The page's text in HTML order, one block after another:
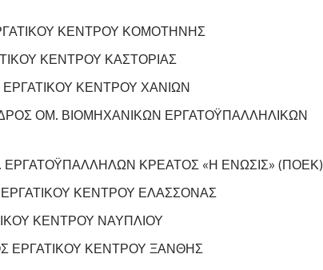
ΚΕΝΤΡΟΥ ΚΟΜΟΤΗΝΗΣ
ΚΕΝΤΡΟΥ ΚΑΣΤΟΡΙΑΣ
ΚΕΝΤΡΟΥ ΧΑΝΙΩΝ
ΟΜ. ΒΙΟΜΗΧΑΝΙΚΩΝ ΕΡΓΑΤΟΫΠΑΛΛΗΛΙΚΩΝ
ΚΡΕΑΤΟΣ «Η ΕΝΩΣΙΣ» (ΠΟΕΚ)
ΚΕΝΤΡΟΥ ΕΛΑΣΣΟΝΑΣ
ΚΕΝΤΡΟΥ ΝΑΥΠΛΙΟΥ
ΕΡΓΑΤΙΚΟΥ ΚΕΝΤΡΟΥ ΞΑΝΘΗΣ